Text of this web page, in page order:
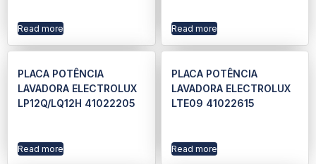
Read more Read more
PLACA POTÊNCIA
LAVADORA ELECTROLUX
LP12Q/LQ12H 41022205
Read more
PLACA POTÊNCIA
LAVADORA ELECTROLUX
LTE09 41022615
Read more